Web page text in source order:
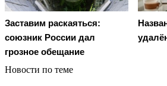
Заставим раскаяться:
союзник России дал
грозное обещание
Новости по теме